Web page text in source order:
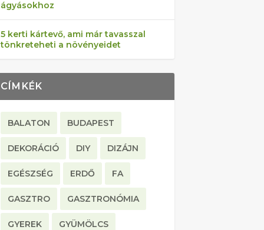
ágyásokhoz
5 kerti kártevő, ami már tavasszal
tönkreteheti a növényeidet
CÍMKÉK
BALATON BUDAPEST
DEKORÁCIÓ DIY DIZÁJN
EGÉSZSÉG ERDŐ FA
GASZTRO GASZTRONÓMIA
GYEREK GYÜMÖLCS